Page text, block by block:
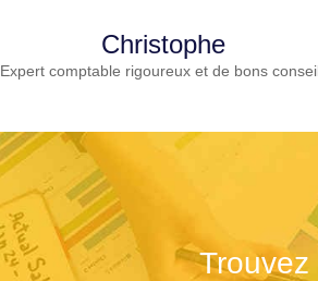
Christophe
Expert comptable rigoureux et de bons